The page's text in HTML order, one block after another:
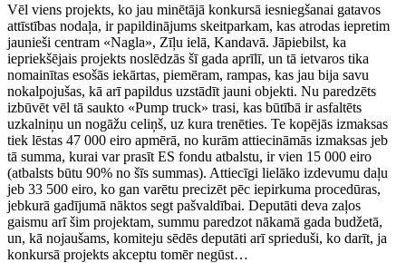
Vēl viens projekts, ko jau minētājā konkursā iesniegšanai gatavos
attīstības nodaļa, ir papildinājums skeitparkam, kas atrodas iepretim
jaunieši centram «Nagla», Zīļu ielā, Kandavā. Jāpiebilst, ka
iepriekšējais projekts noslēdzās šī gada aprīlī, un tā ietvaros tika
nomainītas esošās iekārtas, piemēram, rampas, kas jau bija savu
nokalpojušas, kā arī papildus uzstādīt jauni objekti. Nu paredzēts
izbūvēt vēl tā saukto «Pump truck» trasi, kas būtībā ir asfaltēts
uzkalniņu un nogāžu celiņš, uz kura trenēties. Te kopējās izmaksas
tiek lēstas 47 000 eiro apmērā, no kurām attiecināmās izmaksas jeb
tā summa, kurai var prasīt ES fondu atbalstu, ir vien 15 000 eiro
(atbalsts būtu 90% no šīs summas). Attiecīgi lielāko izdevumu daļu
jeb 33 500 eiro, ko gan varētu precizēt pēc iepirkuma procedūras,
jebkurā gadījumā nāktos segt pašvaldībai. Deputāti deva zaļos
gaismu arī šim projektam, summu paredzot nākamā gada budžetā,
un, kā nojaušams, komiteju sēdēs deputāti arī sprieduši, ko darīt, ja
konkursā projekts akceptu tomēr negūst…